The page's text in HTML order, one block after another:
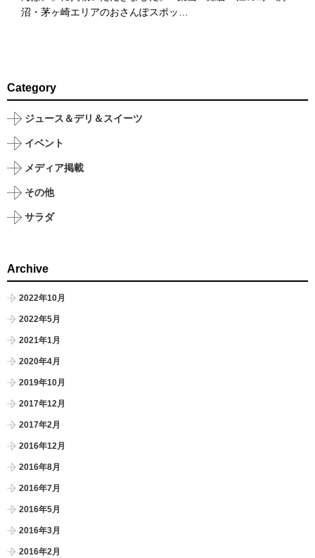
沼・茅ヶ崎エリアのおさんぽスポッ…
Category
ジュース＆デリ＆スイーツ
イベント
メディア掲載
その他
サラダ
Archive
2022年10月
2022年5月
2021年1月
2020年4月
2019年10月
2017年12月
2017年2月
2016年12月
2016年8月
2016年7月
2016年5月
2016年3月
2016年2月